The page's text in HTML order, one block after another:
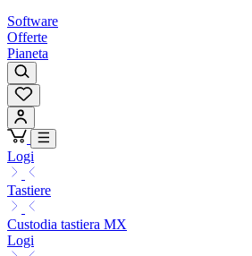
Software
Offerte
Pianeta
Logi
Tastiere
Custodia tastiera MX
Logi